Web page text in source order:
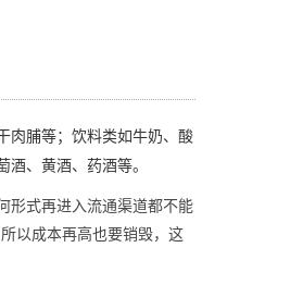
肉脯等；饮料类如牛奶、酸
、黄酒、药酒等。
形式再进入流通渠道都不能
以成本再高也要销毁，这